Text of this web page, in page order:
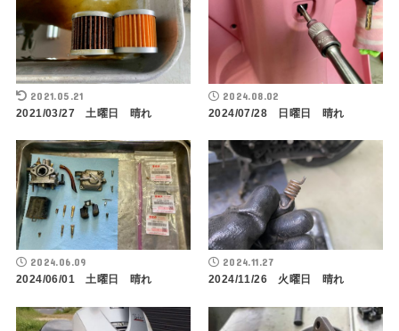
2021.05.21
2021/03/27 土曜日 晴れ
2024.08.02
2024/07/28 日曜日 晴れ
2024.06.09
2024/06/01 土曜日 晴れ
2024.11.27
2024/11/26 火曜日 晴れ